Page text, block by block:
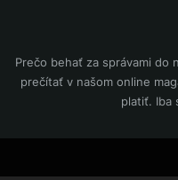
content
Prečo behať za správami do
prečítať v našom online
platiť. Iba